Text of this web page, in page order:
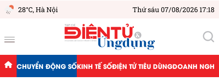
28°C,Hà Nội Thứ sáu 07/08/2026 17:18
CHUYỂN ĐỘNG SỐKINH TẾ SỐĐIỆN TỬ TIÊU DÙNGDOANH